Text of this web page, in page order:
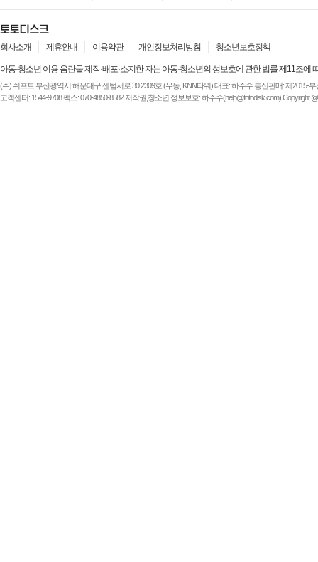
•[저작권] (주)디즈니엔
회사소개 제휴안내 이용약관 개인정보처리방침 청소년보호정책
아동·청소년 이용 음란물 제작·배포·소지한 자는 아동·청소년의 성보호에 관한 법률 제11조에
(주) 쉬프트 부산광역시 해운대구 센텀서로 30 2309호 (우동, KNN타워) 대표: 하주수 통신판매: 제2015-
고객센터: 1544-9708 팩스: 070-4850-8582 저작권,청소년,정보보호: 하주수(help@totodisk.com) Copyright